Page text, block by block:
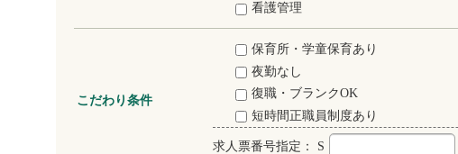
看護管理
こだわり条件
保育所・学童保育あり
夜勤なし
復職・ブランクOK
短時間正職員制度あり
求人票番号指定： S